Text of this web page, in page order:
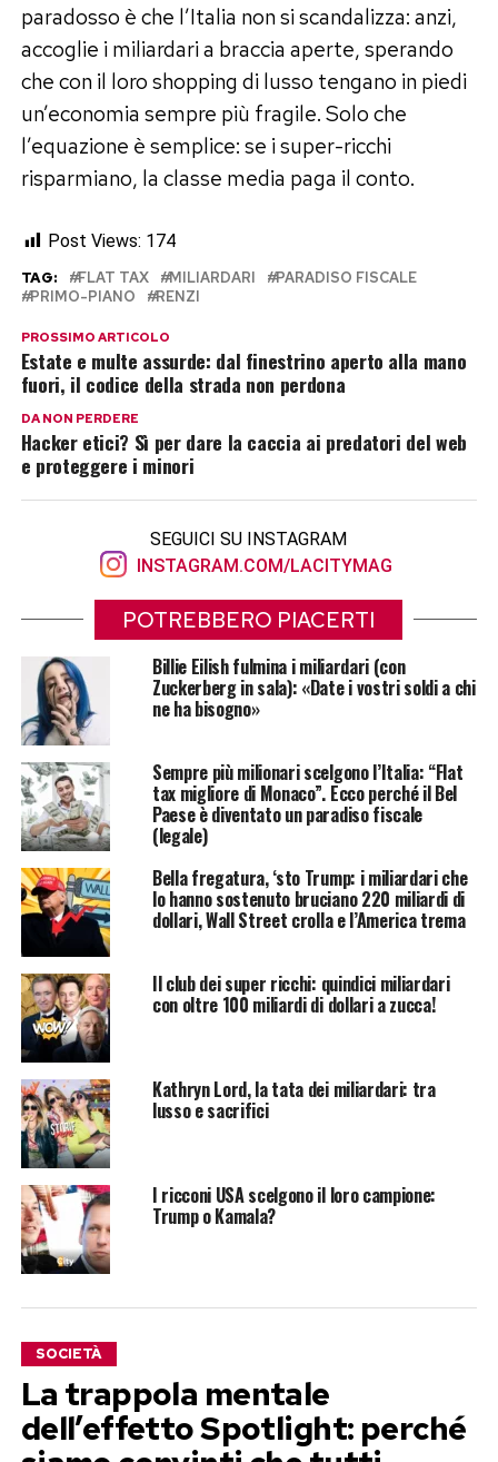
paradosso è che l’Italia non si scandalizza: anzi,
accoglie i miliardari a braccia aperte, sperando
che con il loro shopping di lusso tengano in piedi
un’economia sempre più fragile. Solo che
l’equazione è semplice: se i super-ricchi
risparmiano, la classe media paga il conto.
Post Views: 174
TAG: FLAT TAX MILIARDARI
PARADISO FISCALE
PRIMO-PIANO
RENZI
PROSSIMO ARTICOLO
Estate e multe assurde: dal finestrino aperto alla mano
fuori, il codice della strada non perdona
DA NON PERDERE
Hacker etici? Sì per dare la caccia ai predatori del web
e proteggere i minori
SEGUICI SU INSTAGRAM
INSTAGRAM.COM/LACITYMAG
POTREBBERO PIACERTI
Billie Eilish fulmina i miliardari (con
Zuckerberg in sala): «Date i vostri soldi a chi
ne ha bisogno»
Sempre più milionari scelgono l’Italia: “Flat
tax migliore di Monaco”. Ecco perché il Bel
Paese è diventato un paradiso fiscale
(legale)
Bella fregatura, ‘sto Trump: i miliardari che
lo hanno sostenuto bruciano 220 miliardi di
dollari, Wall Street crolla e l’America trema
Il club dei super ricchi: quindici miliardari
con oltre 100 miliardi di dollari a zucca!
Kathryn Lord, la tata dei miliardari: tra
lusso e sacrifici
I ricconi USA scelgono il loro campione:
Trump o Kamala?
SOCIETÀ
La trappola mentale
dell’effetto Spotlight: perché